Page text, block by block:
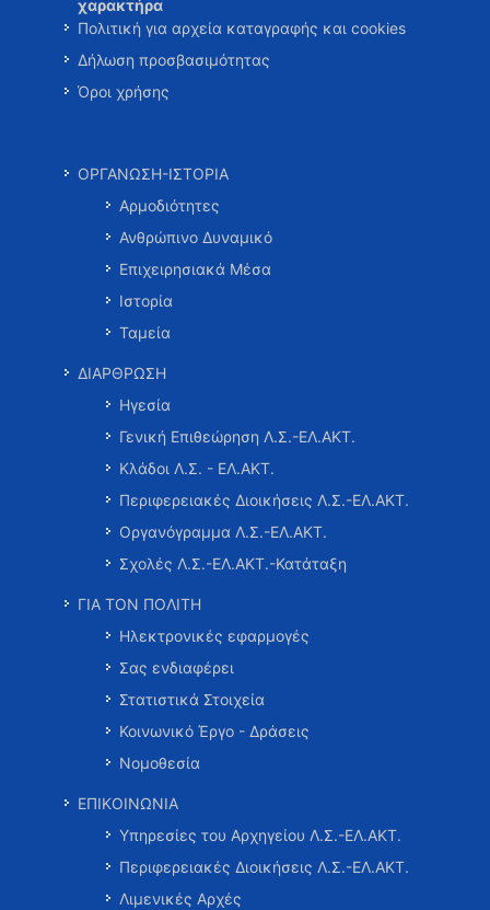
χαρακτήρα
Πολιτική για αρχεία καταγραφής και cookies
Δήλωση προσβασιμότητας
Όροι χρήσης
ΟΡΓΑΝΩΣΗ-ΙΣΤΟΡΙΑ
Αρμοδιότητες
Ανθρώπινο Δυναμικό
Επιχειρησιακά Μέσα
Ιστορία
Ταμεία
ΔΙΑΡΘΡΩΣΗ
Ηγεσία
Γενική Επιθεώρηση Λ.Σ.-ΕΛ.ΑΚΤ.
Κλάδοι Λ.Σ. - ΕΛ.ΑΚΤ.
Περιφερειακές Διοικήσεις Λ.Σ.-ΕΛ.ΑΚΤ.
Οργανόγραμμα Λ.Σ.-ΕΛ.ΑΚΤ.
Σχολές Λ.Σ.-ΕΛ.ΑΚΤ.-Κατάταξη
ΓΙΑ ΤΟΝ ΠΟΛΙΤΗ
Ηλεκτρονικές εφαρμογές
Σας ενδιαφέρει
Στατιστικά Στοιχεία
Κοινωνικό Έργο - Δράσεις
Νομοθεσία
ΕΠΙΚΟΙΝΩΝΙΑ
Υπηρεσίες του Αρχηγείου Λ.Σ.-ΕΛ.ΑΚΤ.
Περιφερειακές Διοικήσεις Λ.Σ.-ΕΛ.ΑΚΤ.
Λιμενικές Αρχές